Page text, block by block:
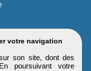
votre navigation
son site, dont des
poursuivant votre